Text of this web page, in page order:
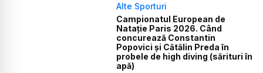
Alte Sporturi
Campionatul European de
Natație Paris 2026. Când
concurează Constantin
Popovici și Cătălin Preda în
probele de high diving (sărituri în
apă)